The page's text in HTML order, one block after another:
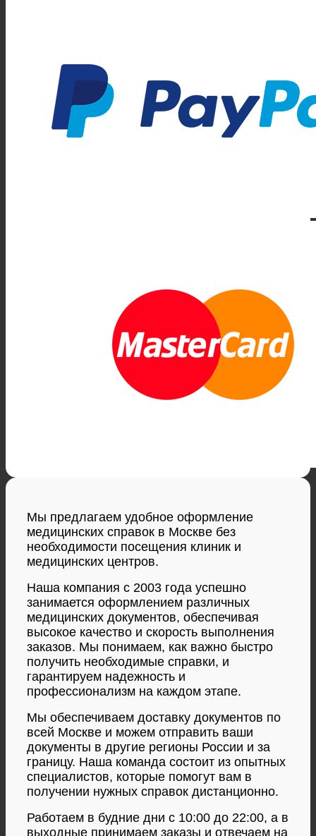
Мы предлагаем удобное оформление
медицинских справок в Москве без
необходимости посещения клиник и
медицинских центров.
Наша компания с 2003 года успешно
занимается оформлением различных
медицинских документов, обеспечивая
высокое качество и скорость выполнения
заказов. Мы понимаем, как важно быстро
получить необходимые справки, и
гарантируем надежность и
профессионализм на каждом этапе.
Мы обеспечиваем доставку документов по
всей Москве и можем отправить ваши
документы в другие регионы России и за
границу. Наша команда состоит из опытных
специалистов, которые помогут вам в
получении нужных справок дистанционно.
Работаем в будние дни с 10:00 до 22:00, а в
выходные принимаем заказы и отвечаем на